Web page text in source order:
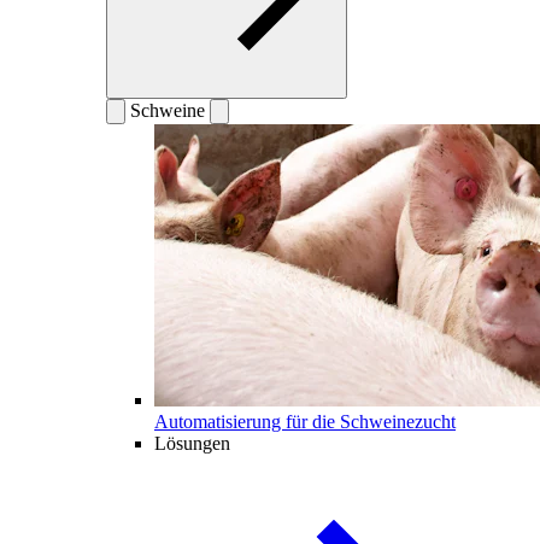
Schweine
Automatisierung für die Schweinezucht
Lösungen